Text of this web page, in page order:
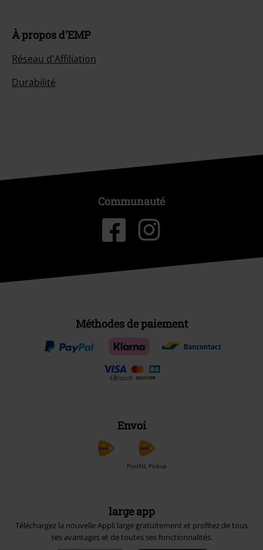
À propos d'EMP
Réseau d'Affiliation
Durabilité
Communauté
Méthodes de paiement
Envoi
PostNL Pickup
large app
Téléchargez la nouvelle Appli large gratuitement et profitez de tous
ses avantages et de toutes ses fonctionnalités.